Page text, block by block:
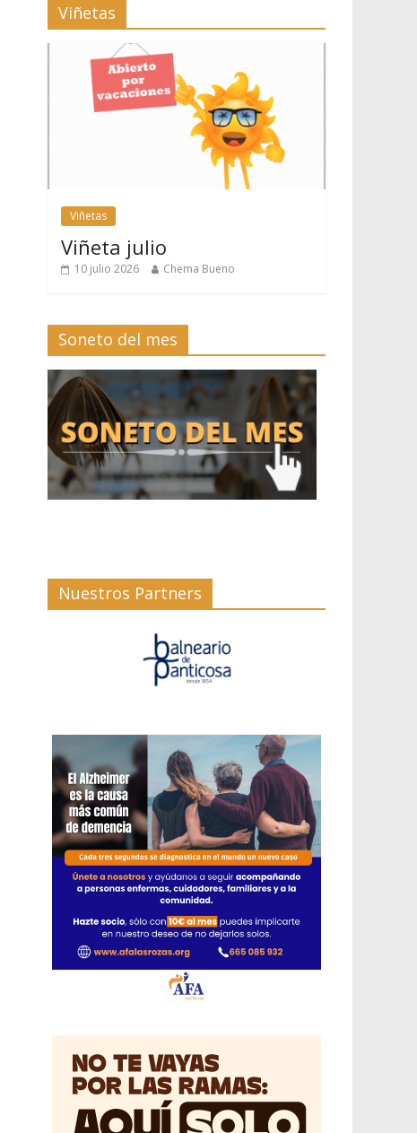
Viñetas
Viñetas
Viñeta julio
10 julio 2026 Chema Bueno
Soneto del mes
Nuestros Partners